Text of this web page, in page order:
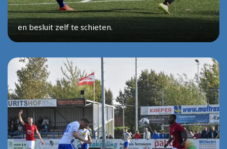
en besluit zelf te schieten.